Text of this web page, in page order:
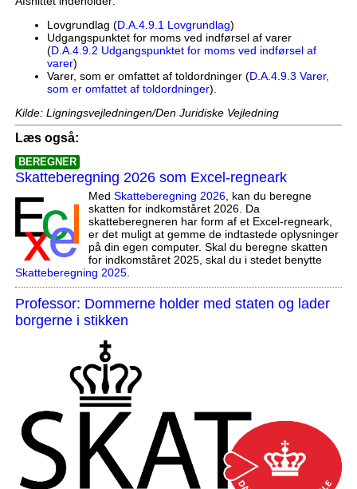
Lovgrundlag (D.A.4.9.1 Lovgrundlag)
Udgangspunktet for moms ved indførsel af varer
(D.A.4.9.2 Udgangspunktet for moms ved indførsel af
varer)
Varer, som er omfattet af toldordninger (D.A.4.9.3 Varer,
som er omfattet af toldordninger).
Kilde: Ligningsvejledningen/Den Juridiske Vejledning
Læs også:
BEREGNER
Skatteberegning 2026 som Excel-regneark
Med Skatteberegning 2026, kan du beregne
skatten for indkomståret 2026. Da
skatteberegneren har form af et Excel-regneark,
er det muligt at gemme de indtastede oplysninger
på din egen computer. Skal du beregne skatten
for indkomståret 2025, skal du i stedet benytte
Skatteberegning 2025.
Professor: Dommerne holder med staten og lader
borgerne i stikken